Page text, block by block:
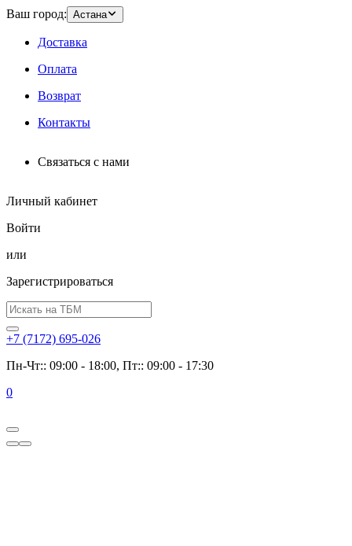
Ваш город: Астана
Доставка
Оплата
Возврат
Контакты
Связаться с нами
Личный кабинет
Войти
или
Зарегистрироваться
+7 (7172) 695-026
Пн-Чт:: 09:00 - 18:00, Пт:: 09:00 - 17:30
0